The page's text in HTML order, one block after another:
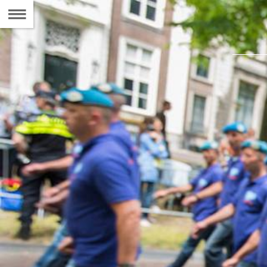
Naar
de
Inhoudsopgave